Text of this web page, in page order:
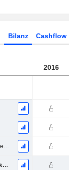
Bilanz Cashflow
2016
Handelbare Vermögenswertpapiere, Gesamt
Gesamtsumme an Bargeld und kurzfristigen Investitionen